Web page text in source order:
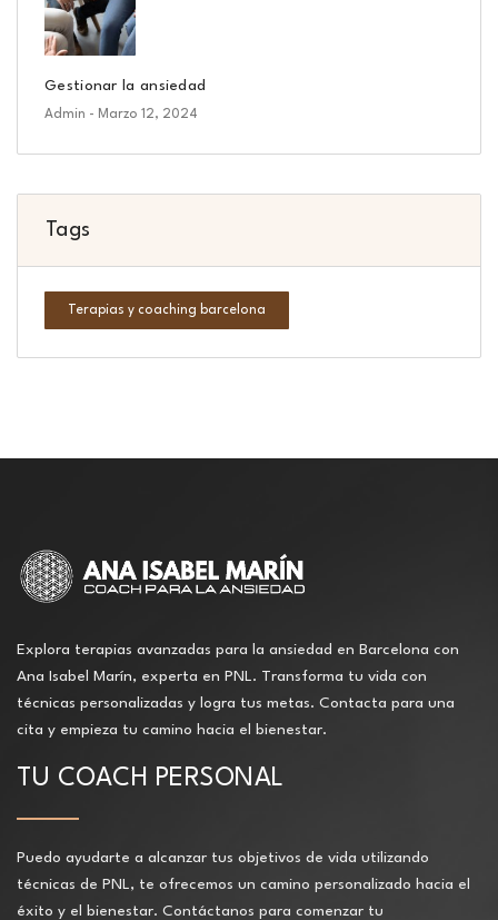
Gestionar la ansiedad
Admin - Marzo 12, 2024
Tags
Terapias y coaching barcelona
Explora terapias avanzadas para la ansiedad en Barcelona con
Ana Isabel Marín, experta en PNL. Transforma tu vida con
técnicas personalizadas y logra tus metas. Contacta para una
cita y empieza tu camino hacia el bienestar.
TU COACH PERSONAL
Puedo ayudarte a alcanzar tus objetivos de vida utilizando
técnicas de PNL, te ofrecemos un camino personalizado hacia el
éxito y el bienestar. Contáctanos para comenzar tu